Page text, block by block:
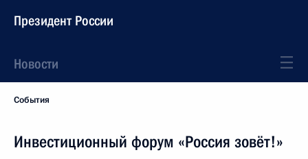
Президент России
Новости
События
Инвестиционный форум «Россия зовёт!»